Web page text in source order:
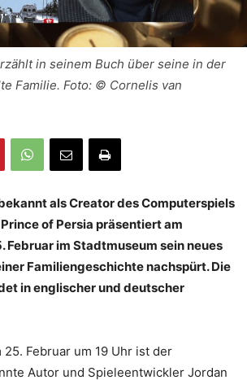
in seinem Buch über seine in der
Familie. Foto: © Cornelis van
als Creator des Computerspiels
of Persia präsentiert am
Februar im Stadtmuseum sein neues
Familiengeschichte nachspürt. Die
in englischer und deutscher
Februar um 19 Uhr ist der
Autor und Spieleentwickler Jordan